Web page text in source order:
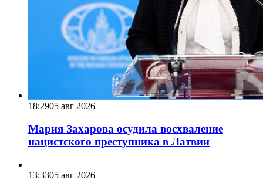
18:2905 авг 2026
Мария Захарова осудила восхваление
нацистского преступника в Латвии
13:3305 авг 2026